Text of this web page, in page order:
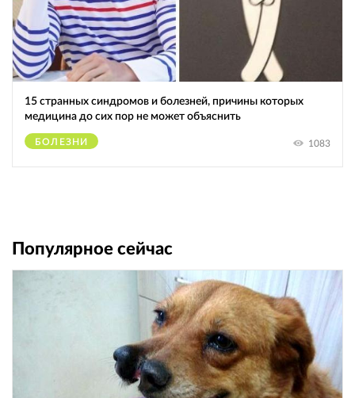
15 странных синдромов и болезней, причины которых
медицина до сих пор не может объяснить
БОЛЕЗНИ 1083
Популярное сейчас